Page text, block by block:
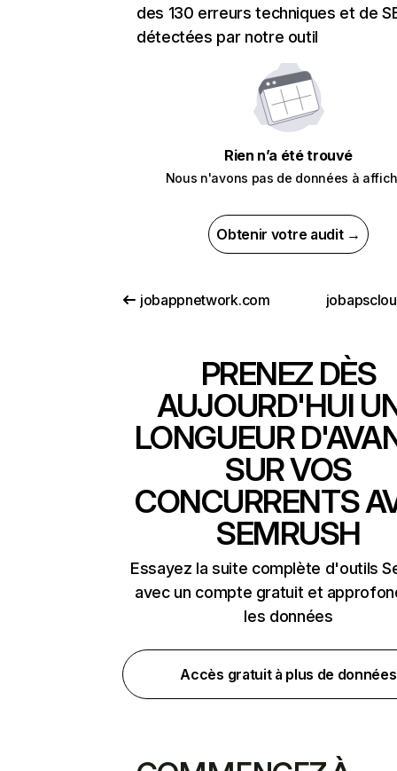
des 130 erreurs techniques et de
détectées par notre outil
Rien n’a été trouvé
Nous n'avons pas de données à
Obtenir votre audit →
jobappnetwork.com
PRENEZ DÈS
AUJOURD'HUI
LONGUEUR
SUR VOS
CONCURRENTS
SEMRUSH
Essayez la suite complète d'outils
avec un compte gratuit et
les données
Accès gratuit à plus de données